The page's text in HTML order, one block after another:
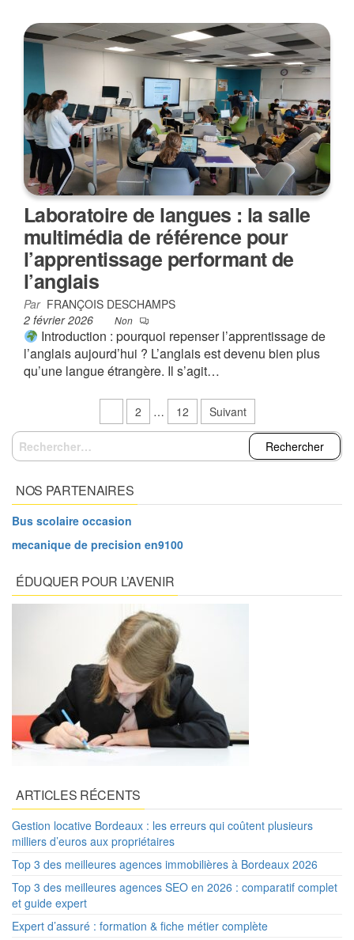
Laboratoire de langues : la salle
multimédia de référence pour
l’apprentissage performant de
l’anglais
Par FRANÇOIS DESCHAMPS
2 février 2026
Non
Introduction : pourquoi repenser l’apprentissage de
l’anglais aujourd’hui ? L’anglais est devenu bien plus
qu’une langue étrangère. Il s’agit…
Pagination
des
publications
2 … 12
Suivant
Rechercher :
NOS PARTENAIRES
Bus scolaire occasion
mecanique de precision en9100
ÉDUQUER POUR L’AVENIR
ARTICLES RÉCENTS
Gestion locative Bordeaux : les erreurs qui coûtent plusieurs
milliers d’euros aux propriétaires
Top 3 des meilleures agences immobilières à Bordeaux 2026
Top 3 des meilleures agences SEO en 2026 : comparatif complet
et guide expert
Expert d’assuré : formation & fiche métier complète